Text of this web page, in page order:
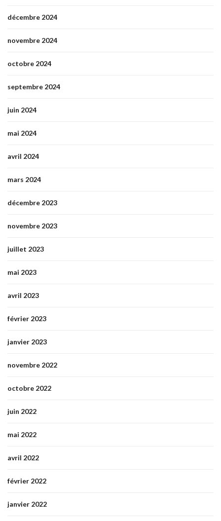
décembre 2024
novembre 2024
octobre 2024
septembre 2024
juin 2024
mai 2024
avril 2024
mars 2024
décembre 2023
novembre 2023
juillet 2023
mai 2023
avril 2023
février 2023
janvier 2023
novembre 2022
octobre 2022
juin 2022
mai 2022
avril 2022
février 2022
janvier 2022